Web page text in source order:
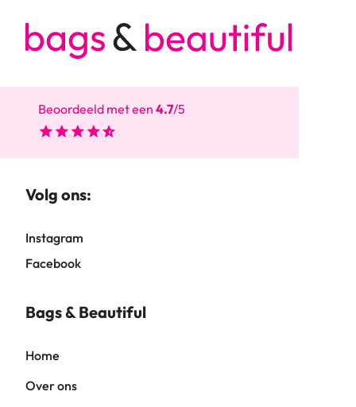
Beoordeeld met een 4.7/5
Volg ons:
Instagram
Facebook
Bags & Beautiful
Home
Over ons